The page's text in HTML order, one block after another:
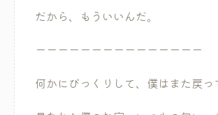
だから、もういいんだ。
ーーーーーーーーーーーーーーー
何かにびっくりして、僕はまた戻っ